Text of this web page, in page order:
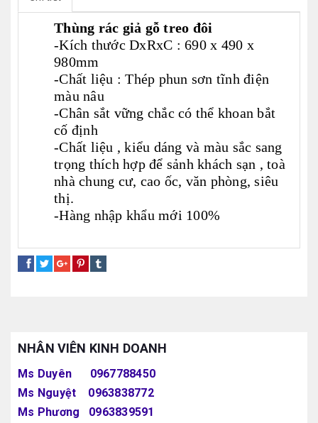
Thùng rác giả gỗ treo đôi
-Kích thước DxRxC : 690 x 490 x
980mm
-Chất liệu : Thép phun sơn tĩnh điện
màu nâu
-Chân sắt vững chắc có thể khoan bắt
cố định
-Chất liệu , kiểu dáng và màu sắc sang
trọng thích hợp để sảnh khách sạn , toà
nhà chung cư, cao ốc, văn phòng, siêu
thị.
-Hàng nhập khẩu mới 100%
NHÂN VIÊN KINH DOANH
Ms Duyên 0967788450
Ms Nguyệt 0963838772
Ms Phương 0963839591